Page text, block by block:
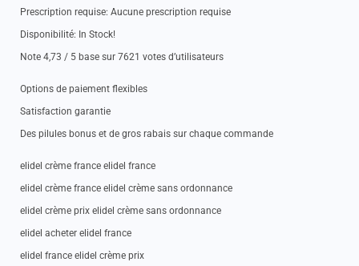
Prescription requise: Aucune prescription requise
Disponibilité: In Stock!
Note 4,73 / 5 base sur 7621 votes d’utilisateurs
Options de paiement flexibles
Satisfaction garantie
Des pilules bonus et de gros rabais sur chaque commande
elidel crème france elidel france
elidel crème france elidel crème sans ordonnance
elidel crème prix elidel crème sans ordonnance
elidel acheter elidel france
elidel france elidel crème prix